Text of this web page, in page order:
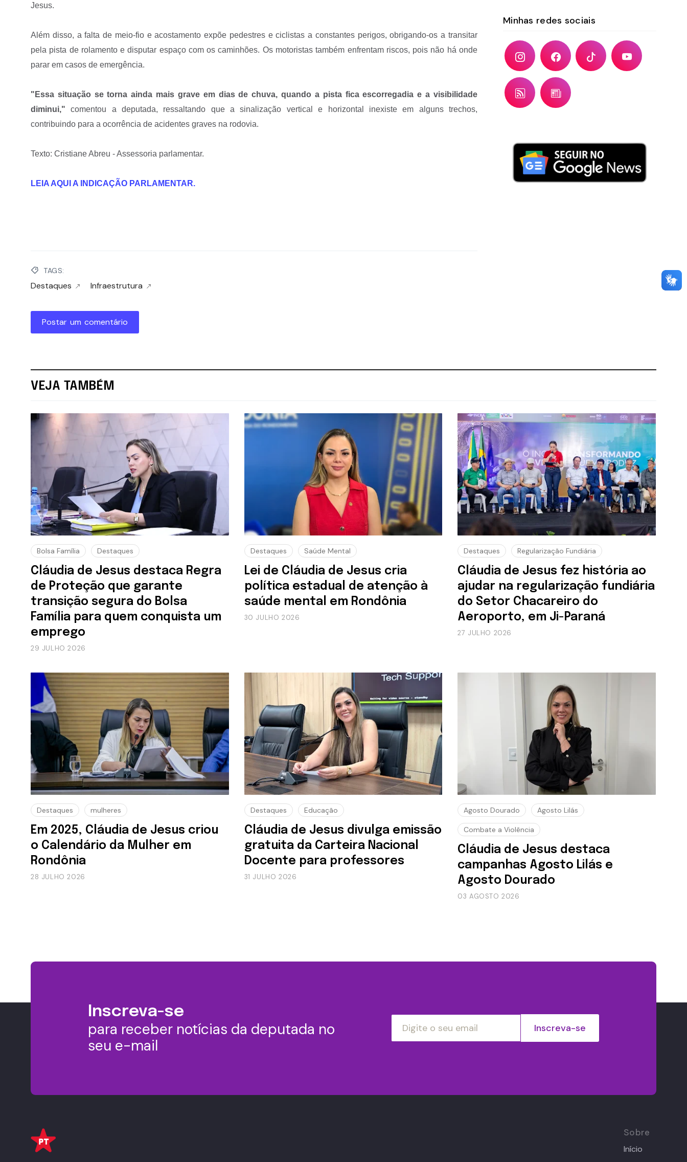
Jesus.
Além disso, a falta de meio-fio e acostamento expõe pedestres e ciclistas a constantes perigos, obrigando-os a transitar
pela pista de rolamento e disputar espaço com os caminhões. Os motoristas também enfrentam riscos, pois não há onde
parar em casos de emergência.
"Essa situação se torna ainda mais grave em dias de chuva, quando a pista fica escorregadia e a visibilidade
diminui," comentou a deputada, ressaltando que a sinalização vertical e horizontal inexiste em alguns trechos,
contribuindo para a ocorrência de acidentes graves na rodovia.
Texto: Cristiane Abreu - Assessoria parlamentar.
LEIA AQUI A INDICAÇÃO PARLAMENTAR.
TAGS:
Destaques Infraestrutura
Postar um comentário
Minhas redes sociais
VEJA TAMBÉM
Bolsa Família Destaques
Cláudia de Jesus destaca Regra
de Proteção que garante
transição segura do Bolsa
Família para quem conquista um
emprego
29 JULHO 2026
Destaques Saúde Mental
Lei de Cláudia de Jesus cria
política estadual de atenção à
saúde mental em Rondônia
30 JULHO 2026
Destaques Regularização Fundiária
Cláudia de Jesus fez história ao
ajudar na regularização fundiária
do Setor Chacareiro do
Aeroporto, em Ji-Paraná
27 JULHO 2026
Destaques mulheres
Em 2025, Cláudia de Jesus criou
o Calendário da Mulher em
Rondônia
28 JULHO 2026
Destaques Educação
Cláudia de Jesus divulga emissão
gratuita da Carteira Nacional
Docente para professores
31 JULHO 2026
Agosto Dourado Agosto Lilás
Combate a Violência
Cláudia de Jesus destaca
campanhas Agosto Lilás e
Agosto Dourado
03 AGOSTO 2026
Inscreva-se
para receber notícias da deputada no
seu e-mail
Sobre
Início